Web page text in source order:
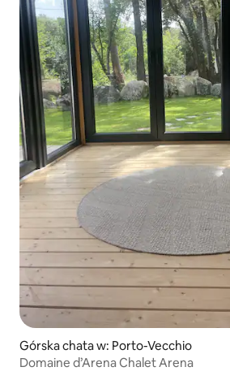
Górska chata w: Porto-Vecchio
Domaine d’Arena Chalet Arena